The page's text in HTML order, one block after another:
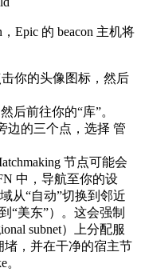
Epic 的 beacon 主机将
击你的头像图标，然后
后前往你的“库”。
边的三个点，选择 管
节点可能会
中，导航至你的设
从“自动”切换到邻近
“美东”）。这会强制
subnet）上分配服
堵，并在干净的宿主节